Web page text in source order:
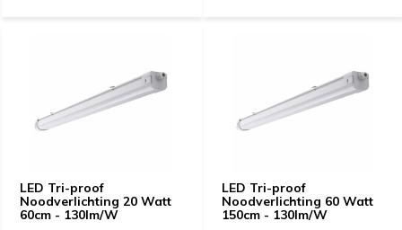
LED Tri-proof
Noodverlichting 20 Watt
60cm - 130lm/W
LED Tri-proof
Noodverlichting 60 Watt
150cm - 130lm/W